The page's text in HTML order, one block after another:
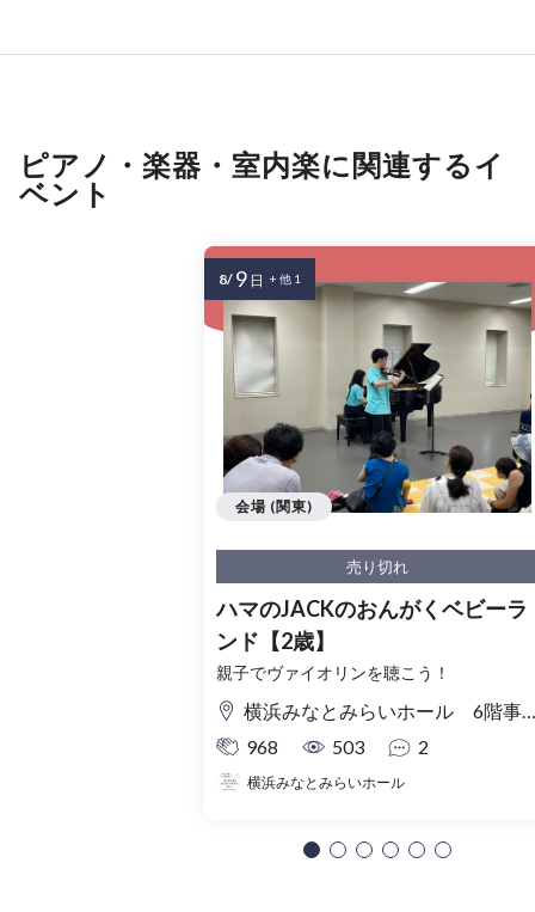
ピアノ・楽器・室内楽に関連するイ
ベント
売り切れ
ハマのJACKのおんがくベビーラ
ンド【2歳】
親子でヴァイオリンを聴こう！
横浜みなとみらいホール 6階事務室
968
503 2
横浜みなとみらいホール
会場 (関東)
8/ 9 日 + 他 1